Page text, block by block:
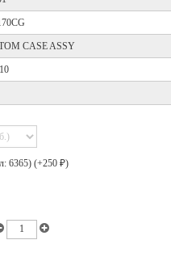
CASE ASSY
6365) (+250 ₽)